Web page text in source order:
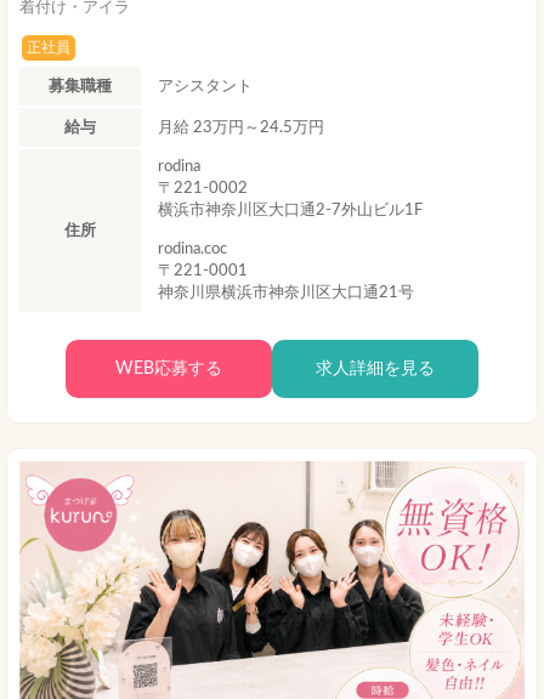
着付け・アイラ
正社員
募集職種 アシスタント
給与 月給 23万円～24.5万円
住所
rodina
〒221-0002
横浜市神奈川区大口通2-7外山ビル1F
rodina.coc
〒221-0001
神奈川県横浜市神奈川区大口通21号
WEB応募する 求人詳細を見る